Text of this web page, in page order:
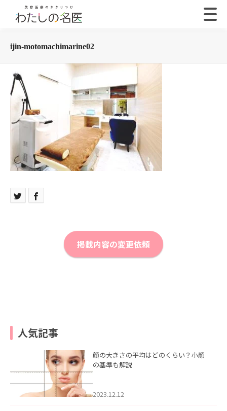
ijin-motomachimarine02
掲載内容の変更依頼
人気記事
顔の大きさの平均はどのくらい？小顔
の基準も解説
2023.12.12